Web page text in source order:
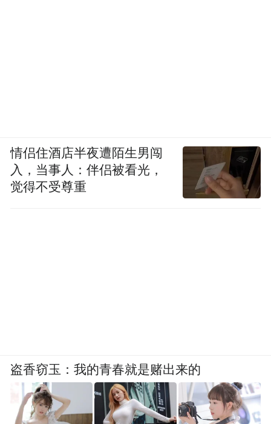
情侣住酒店半夜遭陌生男闯
入，当事人：伴侣被看光，
觉得不受尊重
盗香窃玉：我的青春就是赌出来的